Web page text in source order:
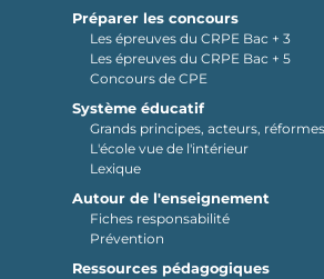
Préparer les concours
Les épreuves du CRPE Bac + 3
Les épreuves du CRPE Bac + 5
Concours de CPE
Système éducatif
Grands principes, acteurs,
L'école vue de l'intérieur
Lexique
Autour de l'enseignement
Fiches responsabilité
Prévention
Ressources pédagogiques